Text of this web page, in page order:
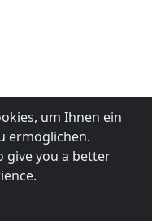
um Ihnen ein
ermöglichen.
give you a better